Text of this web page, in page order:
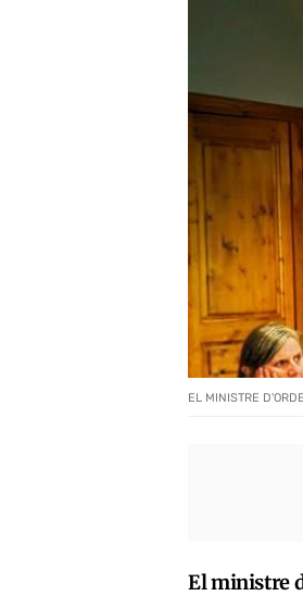
EL MINISTRE
El ministre